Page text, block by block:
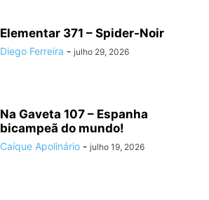
Elementar 371 – Spider-Noir
Diego Ferreira - julho 29, 2026
Na Gaveta 107 – Espanha
bicampeã do mundo!
Caíque Apolinário - julho 19, 2026